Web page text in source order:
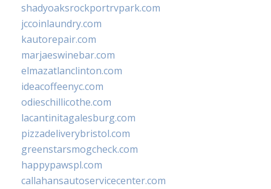
shadyoaksrockportrvpark.com
jccoinlaundry.com
kautorepair.com
marjaeswinebar.com
elmazatlanclinton.com
ideacoffeenyc.com
odieschillicothe.com
lacantinitagalesburg.com
pizzadeliverybristol.com
greenstarsmogcheck.com
happypawspl.com
callahansautoservicecenter.com